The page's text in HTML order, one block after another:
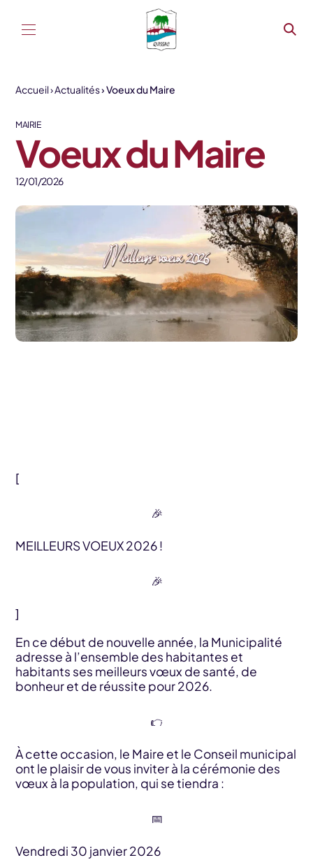
Accueil Actualités Voeux du Maire
MAIRIE
Voeux du Maire
12/01/2026
[
MEILLEURS VOEUX 2026 !
]
En ce début de nouvelle année, la Municipalité
adresse à l’ensemble des habitantes et
habitants ses meilleurs vœux de santé, de
bonheur et de réussite pour 2026.
À cette occasion, le Maire et le Conseil municipal
ont le plaisir de vous inviter à la cérémonie des
vœux à la population, qui se tiendra :
Vendredi 30 janvier 2026